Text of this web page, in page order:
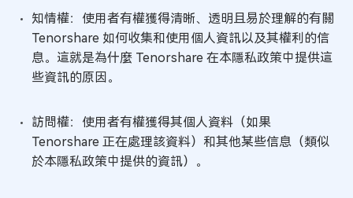
知情權：使用者有權獲得清晰、透明且易於理解的有關
Tenorshare 如何收集和使用個人資訊以及其權利的信
息。這就是為什麼 Tenorshare 在本隱私政策中提供這
些資訊的原因。
訪問權：使用者有權獲得其個人資料（如果
Tenorshare 正在處理該資料）和其他某些信息（類似
於本隱私政策中提供的資訊）。